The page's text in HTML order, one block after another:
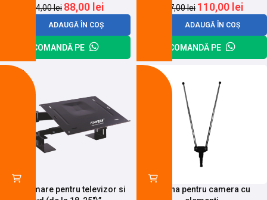
104,00lei 88,00 lei
ADAUGĂ ÎN COȘ
COMANDĂ PE
147,00lei 110,00 lei
ADAUGĂ ÎN COȘ
COMANDĂ PE
Suport mare pentru televizor si
Antena pentru camera cu